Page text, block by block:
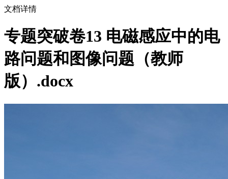
文档详情
专题突破卷13 电磁感应中的电
路问题和图像问题（教师
版）.docx